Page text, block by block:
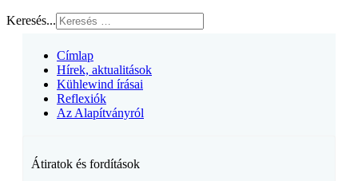
Keresés...
Címlap
Hírek, aktualitások
Kühlewind írásai
Reflexiók
Az Alapítványról
Átiratok és fordítások